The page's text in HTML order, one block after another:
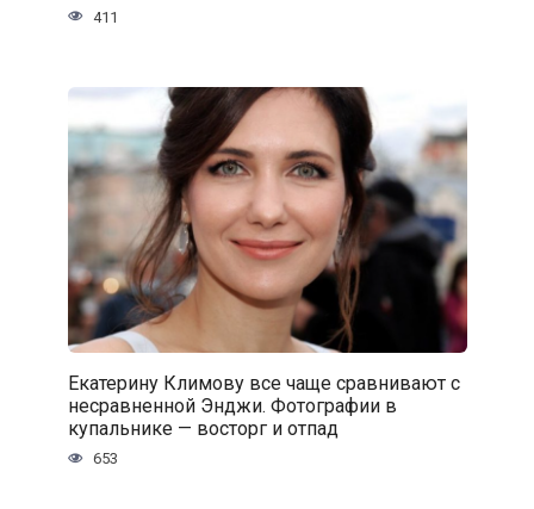
411
Екатерину Климову все чаще сравнивают с
несравненной Энджи. Фотографии в
купальнике — восторг и отпад
653